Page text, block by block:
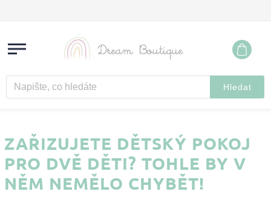
Hledat
ZAŘIZUJETE DĚTSKÝ POKOJ
PRO DVĚ DĚTI? TOHLE BY V
NĚM NEMĚLO CHYBĚT!